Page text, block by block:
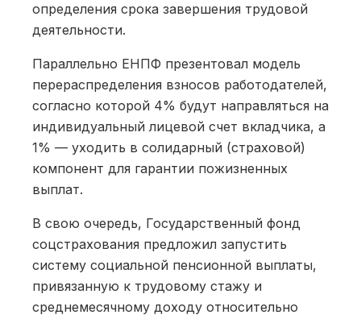
определения срока завершения трудовой
деятельности.
Параллельно ЕНПФ презентовал модель
перераспределения взносов работодателей,
согласно которой 4% будут направляться на
индивидуальный лицевой счет вкладчика, а
1% — уходить в солидарный (страховой)
компонент для гарантии пожизненных
выплат.
В свою очередь, Государственный фонд
соцстрахования предложил запустить
систему социальной пенсионной выплаты,
привязанную к трудовому стажу и
среднемесячному доходу относительно